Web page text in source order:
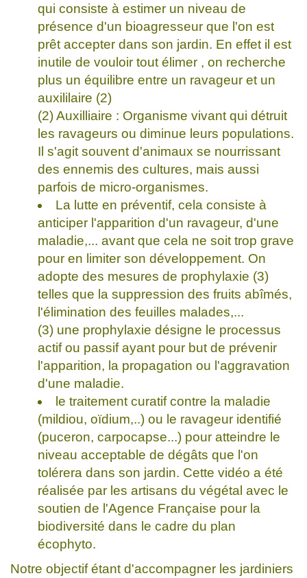
qui consiste à estimer un niveau de
présence d'un bioagresseur que l'on est
prêt accepter dans son jardin. En effet il est
inutile de vouloir tout élimer , on recherche
plus un équilibre entre un ravageur et un
auxililaire (2)
(2) Auxilliaire : Organisme vivant qui détruit
les ravageurs ou diminue leurs populations.
Il s'agit souvent d'animaux se nourrissant
des ennemis des cultures, mais aussi
parfois de micro-organismes.
La lutte en préventif, cela consiste à
anticiper l'apparition d'un ravageur, d'une
maladie,... avant que cela ne soit trop grave
pour en limiter son développement. On
adopte des mesures de prophylaxie (3)
telles que la suppression des fruits abîmés,
l'élimination des feuilles malades,...
(3) une prophylaxie désigne le processus
actif ou passif ayant pour but de prévenir
l'apparition, la propagation ou l'aggravation
d'une maladie.
le traitement curatif contre la maladie
(mildiou, oïdium,..) ou le ravageur identifié
(puceron, carpocapse...) pour atteindre le
niveau acceptable de dégâts que l'on
tolérera dans son jardin. Cette vidéo a été
réalisée par les artisans du végétal avec le
soutien de l'Agence Française pour la
biodiversité dans le cadre du plan
écophyto.
Notre objectif étant d'accompagner les jardiniers